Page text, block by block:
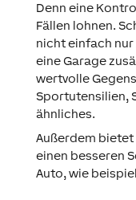
Denn eine
Fällen lohnen.
nicht einfach
eine Garage
wertvolle
Sportutensilien,
ähnliches.
Außerdem
einen besseren
Auto, wie